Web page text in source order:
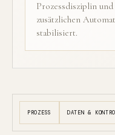
Prozessdisziplin
zusätzlichen
stabilisiert.
PROZESS DATEN &